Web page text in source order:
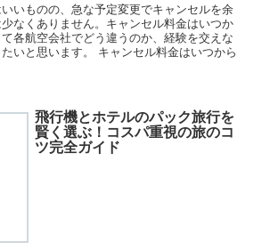
いものの、急な予定変更でキャンセルを余
なくありません。キャンセル料金はいつか
各航空会社でどう違うのか、経験を交えな
いと思います。 キャンセル料金はいつから
飛行機とホテルのパック旅行を
賢く選ぶ！コスパ重視の旅のコ
ツ完全ガイド